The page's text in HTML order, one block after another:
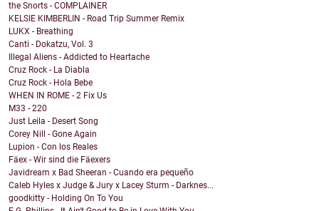
the Snorts - COMPLAINER
KELSIE KIMBERLIN - Road Trip Summer Remix
LUKX - Breathing
Canti - Dokatzu, Vol. 3
Illegal Aliens - Addicted to Heartache
Cruz Rock - La Diabla
Cruz Rock - Hola Bebe
WHEN IN ROME - 2 Fix Us
M33 - 220
Just Leila - Desert Song
Corey Nill - Gone Again
Lupion - Con los Reales
Fäex - Wir sind die Fäexers
Javidream x Bad Sheeran - Cuando era pequeño
Caleb Hyles x Judge & Jury x Lacey Sturm - Darknes...
goodkitty - Holding On To You